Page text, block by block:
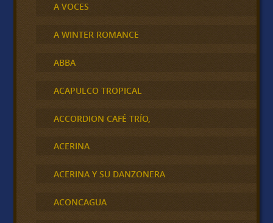
A VOCES
A WINTER ROMANCE
ABBA
ACAPULCO TROPICAL
ACCORDION CAFÉ TRÍO,
ACERINA
ACERINA Y SU DANZONERA
ACONCAGUA